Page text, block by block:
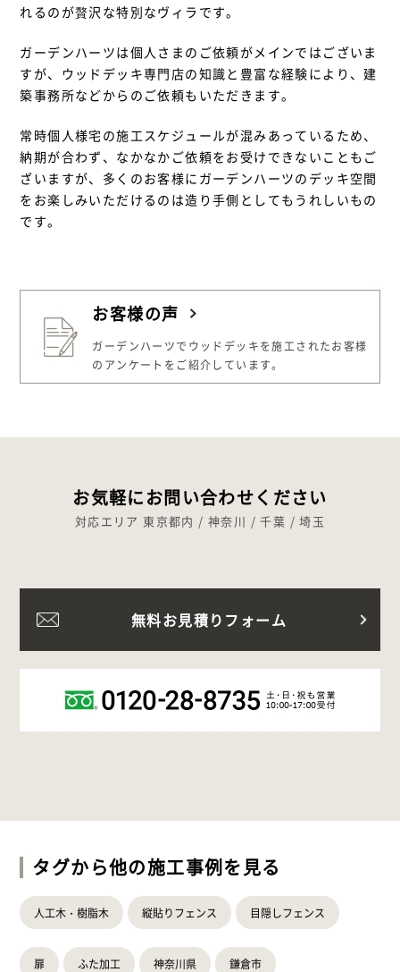
れるのが贅沢な特別なヴィラです。
ガーデンハーツは個人さまのご依頼がメインではございま
すが、ウッドデッキ専門店の知識と豊富な経験により、建
築事務所などからのご依頼もいただきます。
常時個人様宅の施工スケジュールが混みあっているため、
納期が合わず、なかなかご依頼をお受けできないこともご
ざいますが、多くのお客様にガーデンハーツのデッキ空間
をお楽しみいただけるのは造り手側としてもうれしいもの
です。
お客様の声
ガーデンハーツでウッドデッキを施工されたお客様
のアンケートをご紹介しています。
お気軽にお問い合わせください
対応エリア 東京都内 / 神奈川 / 千葉 / 埼玉
無料お見積りフォーム
タグから他の施工事例を見る
人工木・樹脂木 縦貼りフェンス 目隠しフェンス
扉 ふた加工 神奈川県 鎌倉市